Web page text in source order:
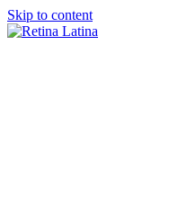
Skip to content